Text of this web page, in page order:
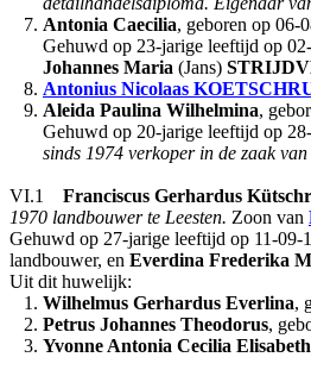
7. Antonia Caecilia, geboren op 06-
Gehuwd op 23-jarige leeftijd op
Johannes Maria (Jans)
8. Antonius Nicolaas
9. Aleida Paulina Wilhelmina,
Gehuwd op 20-jarige leeftijd op
sinds 1974 verkoper in de zaak
VI.1 Franciscus Gerhardus
1970 landbouwer te Leesten. Zoon van
Gehuwd op 27-jarige leeftijd op 11-09-
landbouwer, en Everdina Frederika
Uit dit huwelijk:
1. Wilhelmus Gerhardus Everlina,
2. Petrus Johannes Theodorus,
3. Yvonne Antonia Cecilia Elisabeth